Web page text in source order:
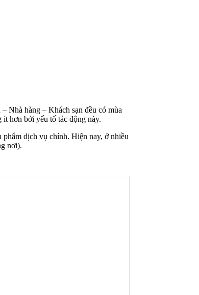
Nhà hàng – Khách sạn đều có mùa
hơn bởi yếu tố tác động này.
dịch vụ chính. Hiện nay, ở nhiều
nơi).